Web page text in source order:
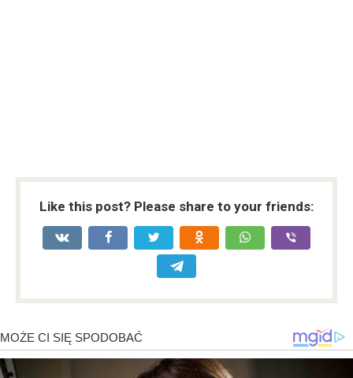
Like this post? Please share to your friends: